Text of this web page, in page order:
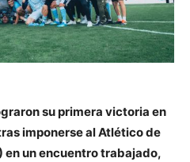
su primera victoria en
imponerse al Atlético de
en un encuentro trabajado,